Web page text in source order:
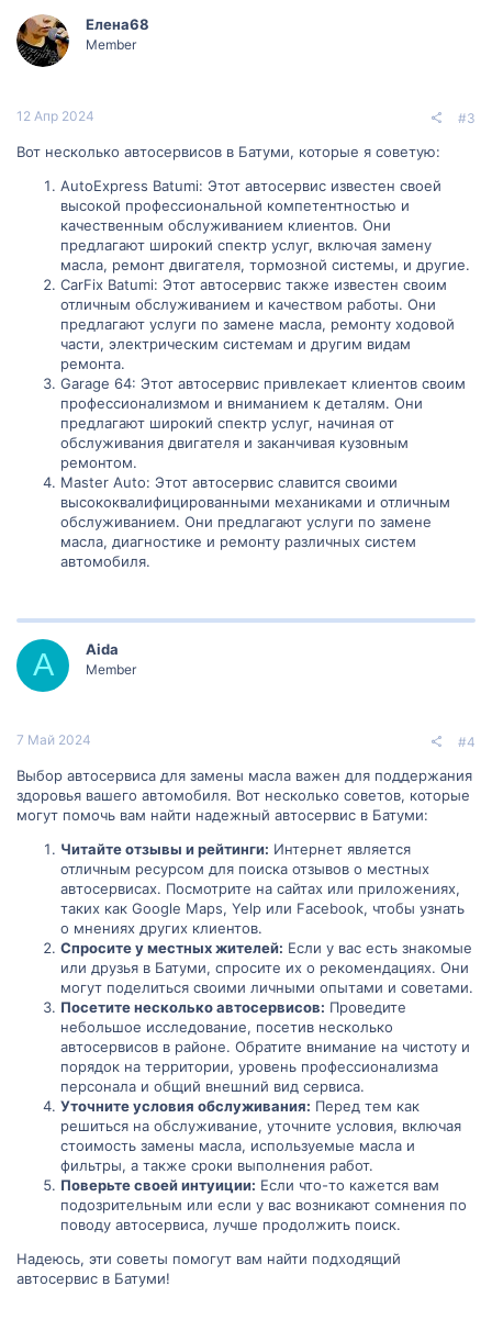
Елена68
Member
12 Апр 2024 #3
Вот несколько автосервисов в Батуми, которые я советую:
AutoExpress Batumi: Этот автосервис известен своей
высокой профессиональной компетентностью и
качественным обслуживанием клиентов. Они
предлагают широкий спектр услуг, включая замену
масла, ремонт двигателя, тормозной системы, и другие.
CarFix Batumi: Этот автосервис также известен своим
отличным обслуживанием и качеством работы. Они
предлагают услуги по замене масла, ремонту ходовой
части, электрическим системам и другим видам
ремонта.
Garage 64: Этот автосервис привлекает клиентов своим
профессионализмом и вниманием к деталям. Они
предлагают широкий спектр услуг, начиная от
обслуживания двигателя и заканчивая кузовным
ремонтом.
Master Auto: Этот автосервис славится своими
высококвалифицированными механиками и отличным
обслуживанием. Они предлагают услуги по замене
масла, диагностике и ремонту различных систем
автомобиля.
A Aida
Member
7 Май 2024 #4
Выбор автосервиса для замены масла важен для поддержания
здоровья вашего автомобиля. Вот несколько советов, которые
могут помочь вам найти надежный автосервис в Батуми:
Читайте отзывы и рейтинги: Интернет является
отличным ресурсом для поиска отзывов о местных
автосервисах. Посмотрите на сайтах или приложениях,
таких как Google Maps, Yelp или Facebook, чтобы узнать
о мнениях других клиентов.
Спросите у местных жителей: Если у вас есть знакомые
или друзья в Батуми, спросите их о рекомендациях. Они
могут поделиться своими личными опытами и советами.
Посетите несколько автосервисов: Проведите
небольшое исследование, посетив несколько
автосервисов в районе. Обратите внимание на чистоту и
порядок на территории, уровень профессионализма
персонала и общий внешний вид сервиса.
Уточните условия обслуживания: Перед тем как
решиться на обслуживание, уточните условия, включая
стоимость замены масла, используемые масла и
фильтры, а также сроки выполнения работ.
Поверьте своей интуиции: Если что-то кажется вам
подозрительным или если у вас возникают сомнения по
поводу автосервиса, лучше продолжить поиск.
Надеюсь, эти советы помогут вам найти подходящий
автосервис в Батуми!